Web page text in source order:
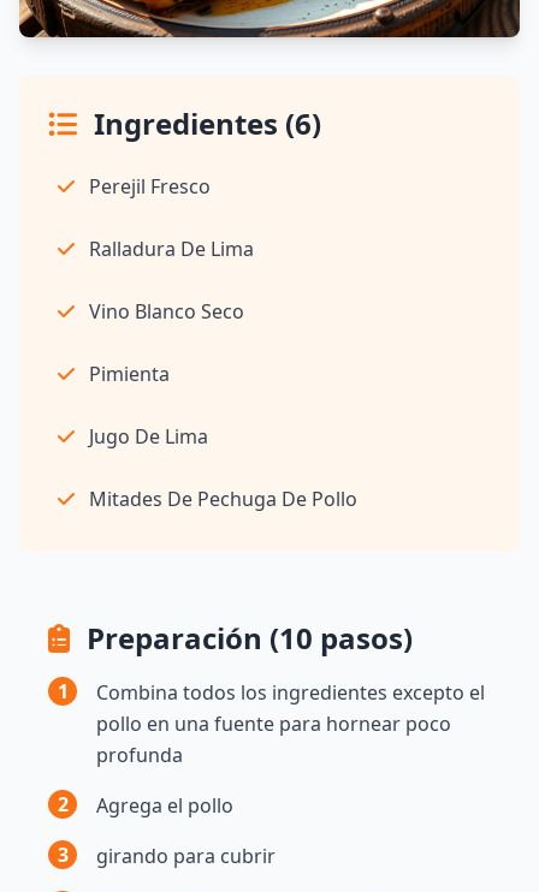
Ingredientes (6)
Perejil Fresco
Ralladura De Lima
Vino Blanco Seco
Pimienta
Jugo De Lima
Mitades De Pechuga De Pollo
Preparación (10 pasos)
1
Combina todos los ingredientes excepto el
pollo en una fuente para hornear poco
profunda
2
Agrega el pollo
3
girando para cubrir